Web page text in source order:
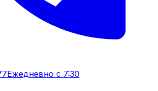
Ежедневно с 7:30